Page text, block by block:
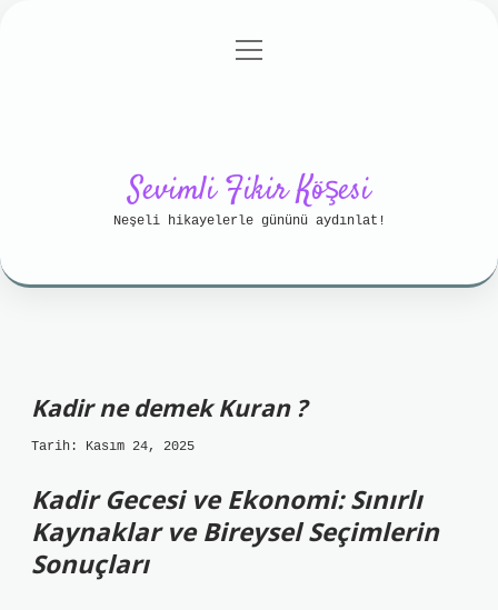
Gizlilik Politikası
menüyü
Sevimli Fikir Köşesi
Neşeli hikayelerle gününü aydınlat!
Kadir ne demek Kuran ?
Tarih: Kasım 24, 2025
Kadir Gecesi ve Ekonomi: Sınırlı
Kaynaklar ve Bireysel Seçimlerin
Sonuçları